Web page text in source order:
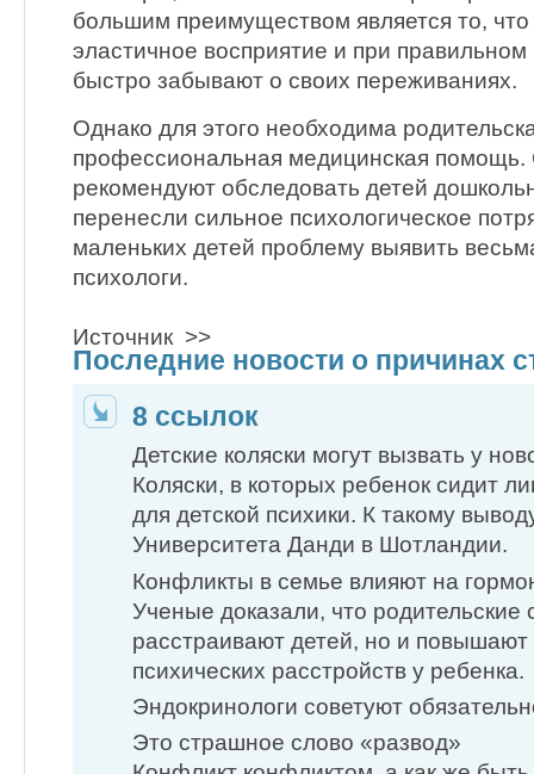
большим преимуществом является то, что
эластичное восприятие и при
быстро забывают о своих переживаниях.
Однако для этого необходима
профессиональная медицинская
рекомендуют обследовать детей
перенесли сильное психологическое
маленьких детей проблему выявить
психологи.
Источник >>
Последние новости о причинах
8 ссылок
Детские коляски могут вызвать у
Коляски, в которых ребенок сидит
для детской психики. К такому
Университета Данди в Шотландии.
Конфликты в семье влияют на
Ученые доказали, что родительские
расстраивают детей, но и повышают
психических расстройств у ребенка.
Эндокринологи советуют
Это страшное слово «развод»